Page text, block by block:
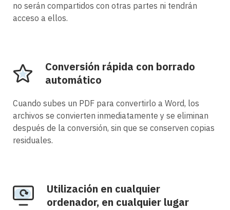
no serán compartidos con otras partes ni tendrán
acceso a ellos.
Conversión rápida con borrado
automático
Cuando subes un PDF para convertirlo a Word, los
archivos se convierten inmediatamente y se eliminan
después de la conversión, sin que se conserven copias
residuales.
Utilización en cualquier
ordenador, en cualquier lugar